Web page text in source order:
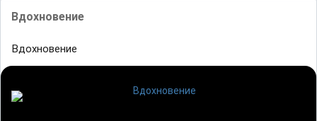
Вдохновение
Вдохновение